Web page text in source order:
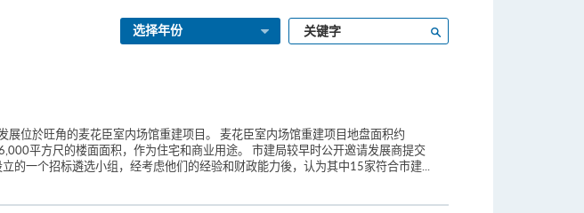
选择年份
输
入
位於旺角的麦花臣室内场馆重建项目。 麦花臣室内场馆重建项目地盘面积约
平方尺的楼面面积，作为住宅和商业用途。 市建局较早时公开邀请发展商提交
一个招标遴选小组，经考虑他们的经验和财政能力後，认为其中15家符合市建...